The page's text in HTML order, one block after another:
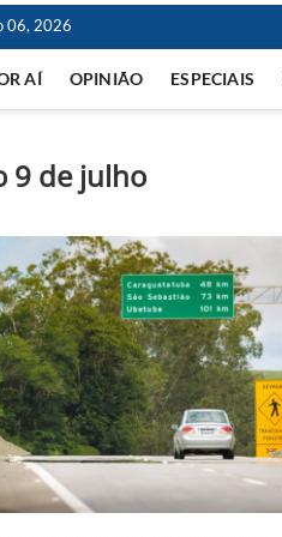
06, 2026
AÍ OPINIÃO ESPECIAIS
9 de julho